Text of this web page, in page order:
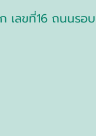
เลขที่16 ถนนรอ